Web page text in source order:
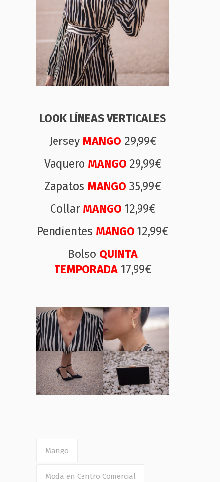
LOOK LÍNEAS VERTICALES
Jersey MANGO 29,99€
Vaquero MANGO 29,99€
Zapatos MANGO 35,99€
Collar MANGO 12,99€
Pendientes MANGO 12,99€
Bolso QUINTA
TEMPORADA17,99€
Mango
Moda en Centro Comercial